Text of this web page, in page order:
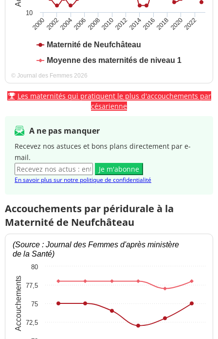
Maternité de Neufchâteau
Moyenne des maternités de niveau 1
200020022004200620082010201220142016201820202022
10
© Journal des Femmes 2026
Les maternités qui pratiquent le plus d'accouchements par
césarienne
A ne pas manquer
Recevez nos astuces et bons plans directement par e-
mail.
Je m'abonne
En savoir plus sur notre politique de confidentialité
Accouchements par péridurale à la
Maternité de Neufchâteau
Accouchements
(Source : Journal des Femmes d'après ministère
de la Santé)
72,5
75
77,5
80